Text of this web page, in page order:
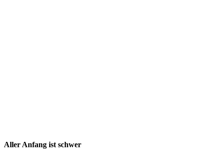
Aller Anfang ist schwer